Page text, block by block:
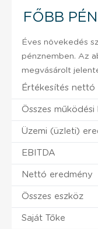
FŐBB
Éves növekedés
pénznemben. Az
megvásárolt
Értékesítés
Összes működési
Üzemi (üzleti)
EBITDA
Nettó eredmény
Összes eszköz
Saját Tőke